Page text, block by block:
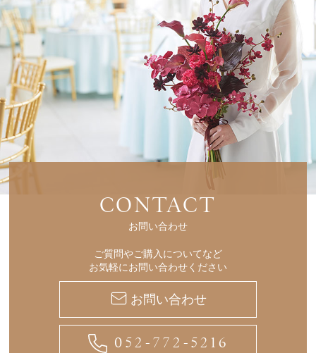
CONTACT
お問い合わせ
ご質問やご購入についてなど
お気軽にお問い合わせください
お問い合わせ
052-772-5216